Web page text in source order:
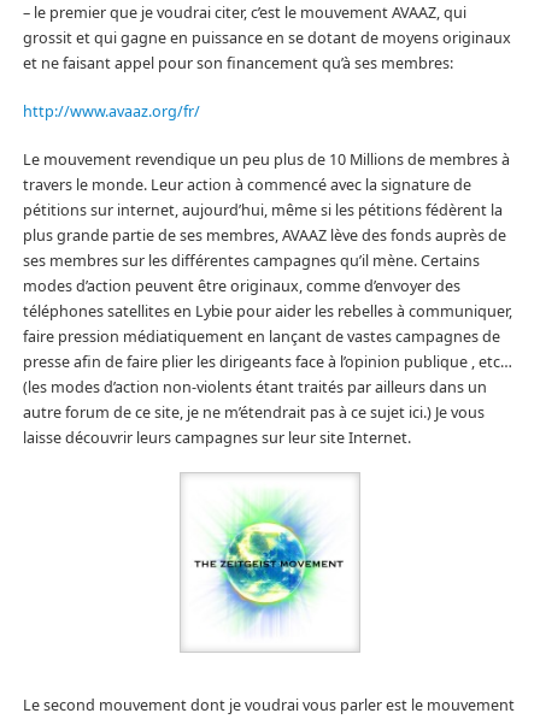
– le premier que je voudrai citer, c’est le mouvement AVAAZ, qui
grossit et qui gagne en puissance en se dotant de moyens originaux
et ne faisant appel pour son financement qu’à ses membres:
http://www.avaaz.org/fr/
Le mouvement revendique un peu plus de 10 Millions de membres à
travers le monde. Leur action à commencé avec la signature de
pétitions sur internet, aujourd’hui, même si les pétitions fédèrent la
plus grande partie de ses membres, AVAAZ lève des fonds auprès de
ses membres sur les différentes campagnes qu’il mène. Certains
modes d’action peuvent être originaux, comme d’envoyer des
téléphones satellites en Lybie pour aider les rebelles à communiquer,
faire pression médiatiquement en lançant de vastes campagnes de
presse afin de faire plier les dirigeants face à l’opinion publique , etc…
(les modes d’action non-violents étant traités par ailleurs dans un
autre forum de ce site, je ne m’étendrait pas à ce sujet ici.) Je vous
laisse découvrir leurs campagnes sur leur site Internet.
Le second mouvement dont je voudrai vous parler est le mouvement